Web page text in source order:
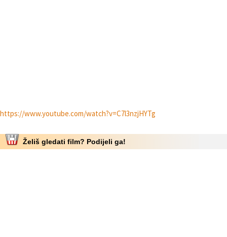
https://www.youtube.com/watch?v=C7l3nzjHYTg
Želiš gledati film? Podijeli ga!